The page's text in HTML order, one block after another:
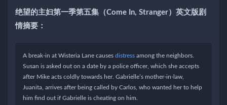
绝望的主妇第一季第五集（Come In, Stranger）英文版剧
情摘要：
A break-in at Wisteria Lane causes distress among the neighbors.
Susan is asked out on a date by a police officer, which she accepts
after Mike acts coldly towards her. Gabrielle’s mother-in-law,
Juanita, arrives after being called by Carlos, who wanted her to help
him find out if Gabrielle is cheating on him.